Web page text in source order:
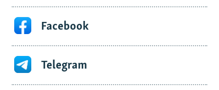
Facebook
Telegram